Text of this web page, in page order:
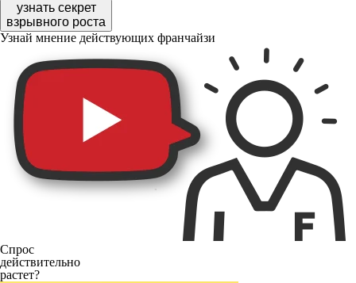
узнать секрет
взрывного роста
Узнай мнение действующих франчайзи
Спрос
действительно
растет?